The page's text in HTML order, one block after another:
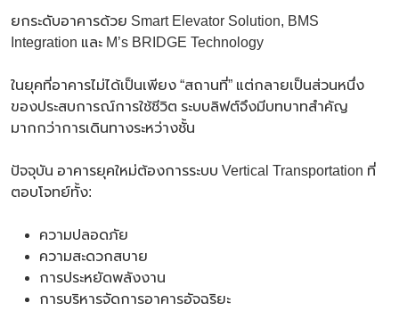
ยกระดับอาคารด้วย Smart Elevator Solution, BMS
Integration และ M’s BRIDGE Technology
ในยุคที่อาคารไม่ได้เป็นเพียง “สถานที่” แต่กลายเป็นส่วนหนึ่ง
ของประสบการณ์การใช้ชีวิต ระบบลิฟต์จึงมีบทบาทสำคัญ
มากกว่าการเดินทางระหว่างชั้น
ปัจจุบัน อาคารยุคใหม่ต้องการระบบ Vertical Transportation ที่
ตอบโจทย์ทั้ง:
ความปลอดภัย
ความสะดวกสบาย
การประหยัดพลังงาน
การบริหารจัดการอาคารอัจฉริยะ